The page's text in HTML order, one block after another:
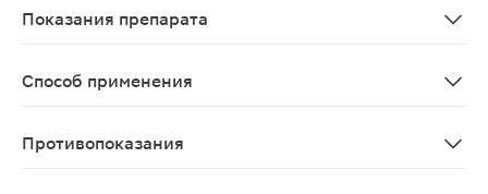
Показания препарата
Способ применения
Противопоказания